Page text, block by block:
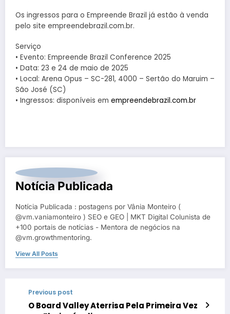
Os ingressos para o Empreende Brazil já estão à venda
pelo site empreendebrazil.com.br.
Serviço
• Evento: Empreende Brazil Conference 2025
• Data: 23 e 24 de maio de 2025
• Local: Arena Opus – SC-281, 4000 – Sertão do Maruim –
São José (SC)
• Ingressos: disponíveis em empreendebrazil.com.br
Notícia Publicada
Notícia Publicada : postagens por Vânia Monteiro (
@vm.vaniamonteiro ) SEO e GEO | MKT Digital Colunista de
+100 portais de notícias - Mentora de negócios na
@vm.growthmentoring.
View All Posts
Previous post
O Board Valley Aterrisa Pela Primeira Vez